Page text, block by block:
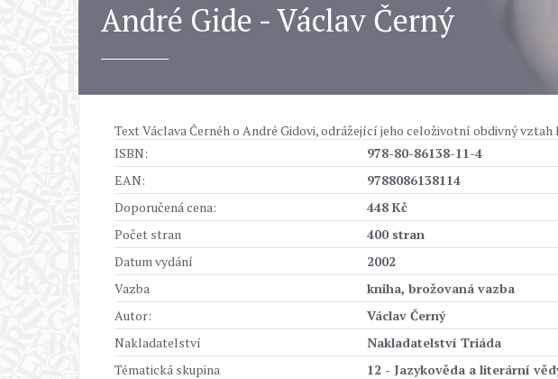
André Gide - Václav Černý
Text Václava Černéh o André Gidovi, odrážející jeho celoživotní obdivný
ISBN:
978-80-86138-11-4
EAN:
9788086138114
Doporučená cena:
448 Kč
Počet stran
400 stran
Datum vydání
2002
Vazba
kniha, brožovaná vazba
Autor:
Václav Černý
Nakladatelství
Nakladatelství Triáda
Tématická skupina
12 - Jazykověda a literární